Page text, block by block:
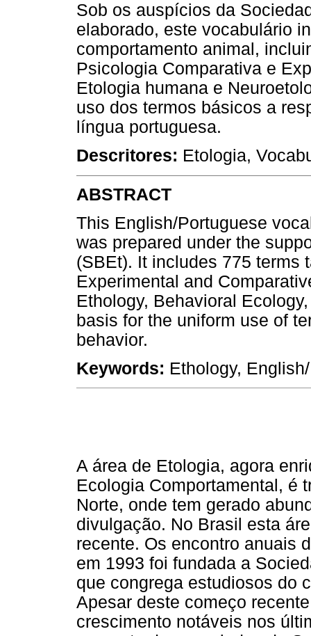
Sob os auspícios da
elaborado, este vocabulário
comportamento animal,
Psicologia Comparativa e
Etologia humana e
uso dos termos básicos a
língua portuguesa.
Descritores: Etologia,
ABSTRACT
This English/Portuguese
was prepared under the
(SBEt). It includes 775 terms
Experimental and
Ethology, Behavioral
basis for the uniform use of
behavior.
Keywords: Ethology,
A área de Etologia, agora
Ecologia Comportamental, é
Norte, onde tem gerado
divulgação. No Brasil esta
recente. Os encontro anuais
em 1993 foi fundada a
que congrega estudiosos do
Apesar deste começo
crescimento notáveis nos